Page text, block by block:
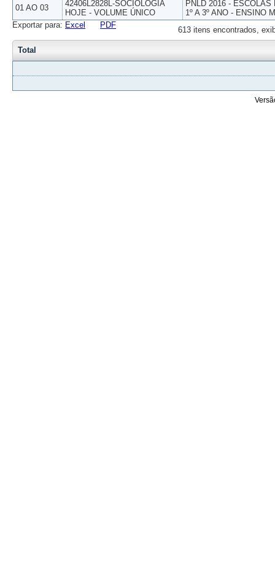
01 AO 03
42406L2828L-SOCIOLOGIA
HOJE - VOLUME ÚNICO
PNLD 2016 -
1º A 3º ANO - ENSINO
613 itens encontrados,
Exportar para: Excel PDF
Total